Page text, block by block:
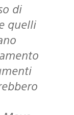
di
quelli